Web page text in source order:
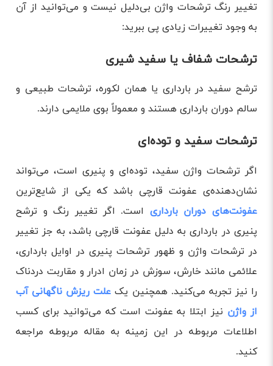
تغییر رنگ ترشحات واژن بی‌دلیل نیست و می‌توانید از آن
به وجود تغییرات زیادی پی ببرید:
ترشحات شفاف یا سفید شیری
ترشح سفید در بارداری یا همان لکوره، ترشحات طبیعی و
سالم دوران بارداری هستند و معمولاً بوی ملایمی دارند.
ترشحات سفید و توده‌ای
اگر ترشحات واژن سفید، توده‌ای و پنیری است، می‌تواند
نشان‌دهنده‌ی عفونت قارچی باشد که یکی از شایع‌ترین
عفونت‌های دوران بارداری است. اگر تغییر رنگ و ترشح
پنیری در بارداری به دلیل عفونت قارچی باشد، به جز تغییر
در ترشحات واژن و ظهور ترشحات پنیری در اوایل بارداری،
علائمی مانند خارش، سوزش در زمان ادرار و مقاربت دردناک
را نیز تجربه می‌کنید. همچنین یک علت ریزش ناگهانی آب
از واژن نیز ابتلا به عفونت است که می‌توانید برای کسب
اطلاعات مربوطه در این زمینه به مقاله مربوطه مراجعه
کنید.